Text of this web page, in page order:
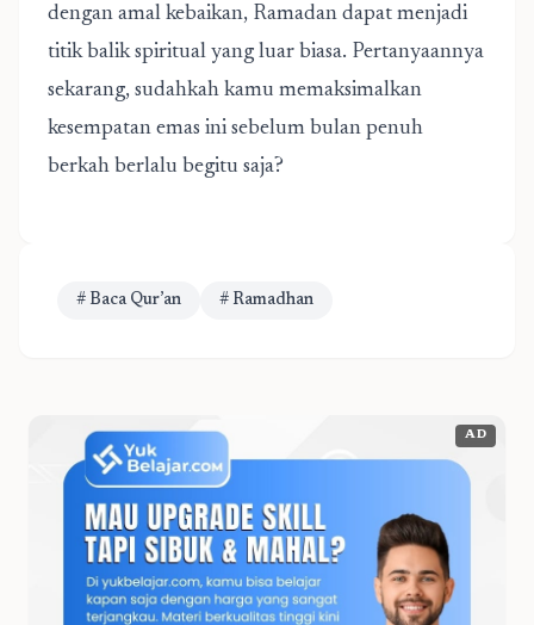
dengan amal kebaikan, Ramadan dapat menjadi
titik balik spiritual yang luar biasa. Pertanyaannya
sekarang, sudahkah kamu memaksimalkan
kesempatan emas ini sebelum bulan penuh
berkah berlalu begitu saja?
# Baca Qur’an # Ramadhan
AD